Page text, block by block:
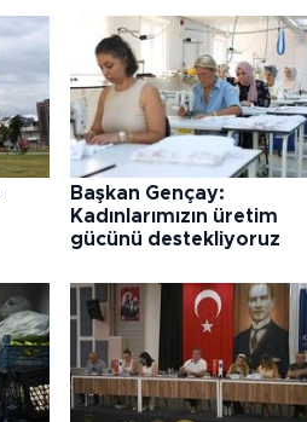
Başkan Gençay:
Kadınlarımızın üretim
gücünü destekliyoruz